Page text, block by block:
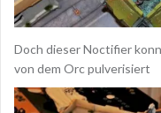
Doch dieser Noctifier
von dem Orc pulverisiert